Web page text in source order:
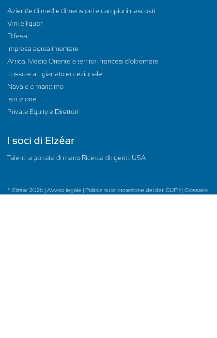
Aziende di medie dimensioni e campioni nascosti
Vini e liquori
Difesa
Impresa agroalimentare
Africa, Medio Oriente e territori francesi d'oltremare
Lusso e artigianato eccezionale
Navale e marittimo
Istruzione
Private Equity e Direttori
I soci di Elzéar
Talenti a portata di mano Ricerca dirigenti: USA
© Elzéar 2026 | Avviso legale | Politica sulla protezione dei dati GDPR | Glossario